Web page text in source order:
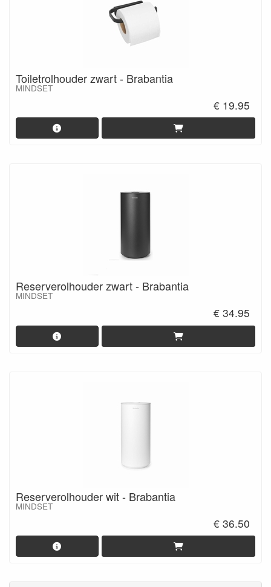
Toiletrolhouder zwart - Brabantia
MINDSET
€ 19.95
Reserverolhouder zwart - Brabantia
MINDSET
€ 34.95
Reserverolhouder wit - Brabantia
MINDSET
€ 36.50